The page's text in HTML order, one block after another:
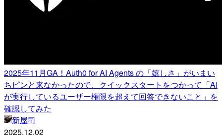
2025年11月GA！Auth0 for AI Agents の「嬉しさ」がいまい
ちピンと来なかったので、クイックスタートをつかって「AI
が実行しているユーザー権限を超えて回答できないこと」を
確認してみた
新屋司
2025.12.02